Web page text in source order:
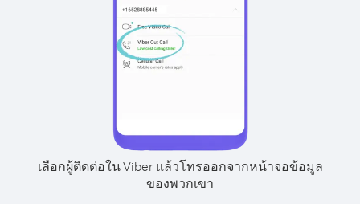
เลือกผู้ติดต่อใน Viber แล้วโทรออกจากหน้าจอข้อมูล
ของพวกเขา